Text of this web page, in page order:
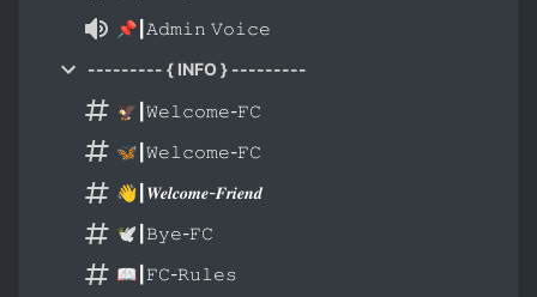
📌┃𝙰𝚍𝚖𝚒𝚗 𝚅𝚘𝚒𝚌𝚎
--------- { INFO } ---------
🦅┃𝚆𝚎𝚕𝚌𝚘𝚖𝚎-𝙵𝙲
🦋┃𝚆𝚎𝚕𝚌𝚘𝚖𝚎-𝙵𝙲
👋┃𝑾𝒆𝒍𝒄𝒐𝒎𝒆-𝑭𝒓𝒊𝒆𝒏𝒅
🕊┃𝙱𝚢𝚎-𝙵𝙲
📖┃𝙵𝙲-𝚁𝚞𝚕𝚎𝚜